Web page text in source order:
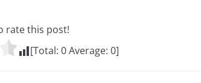
rate this post!
[Total: 0Average: 0]